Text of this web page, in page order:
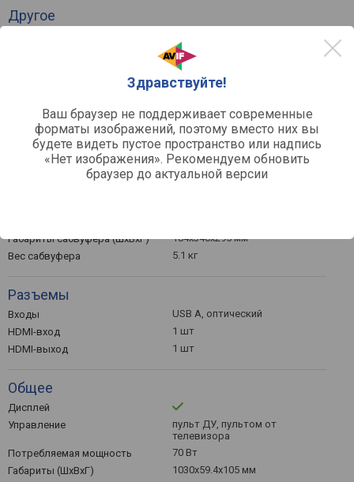
Здравствуйте!
Ваш браузер не поддерживает современные
форматы изображений, поэтому вместо них вы
будете видеть пустое пространство или надпись
«Нет изображения». Рекомендуем обновить
браузер до актуальной версии
Другое
полочный/настенный
Сабвуфер
Беспроводной сабвуфер
Акустическое оформление
фазоинверторного типа
Габариты сабвуфера (ШхВхГ)
184x346x295 мм
Вес сабвуфера
5.1 кг
Разъемы
Входы
USB A, оптический
HDMI-вход
1 шт
HDMI-выход
1 шт
Общее
Дисплей
Управление
пульт ДУ, пультом от
телевизора
Потребляемая мощность
70 Вт
Габариты (ШхВхГ)
1030x59.4x105 мм